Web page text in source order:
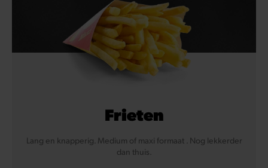
Frieten
Lang en knapperig. Medium of maxi formaat . Nog lekkerder
dan thuis.